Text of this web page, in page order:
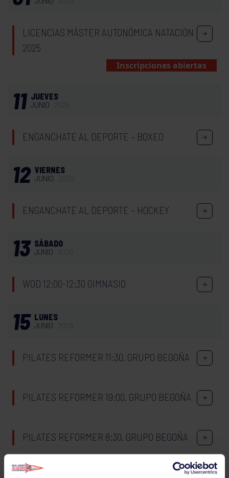
LICENCIAS MÁSTER AUTONÓMICA NATACIÓN
2025
Inscripciones abiertas
11 JUEVES
JUNIO
ENGANCHATE AL DEPORTE – BOXEO
12 VIERNES
JUNIO
ENGANCHATE AL DEPORTE – HOCKEY
13 SÁBADO
JUNIO
WOD 12:00-12:30 GIMNASIO
15 LUNES
JUNIO
PILATES REFORMER 11:30. GRUPO BEGOÑA
PILATES REFORMER 19:00. GRUPO BEGOÑA
PILATES REFORMER 8:30. GRUPO BEGOÑA